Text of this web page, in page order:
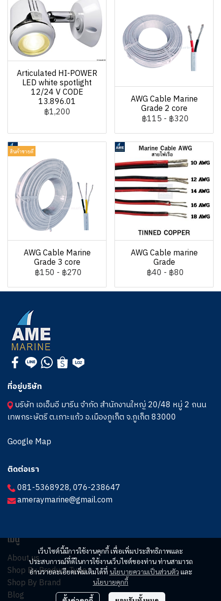
Articulated HI-POWER
LED white spotlight
12/24 V CODE
13.896.01
฿1,200
AWG Cable Marine
Grade 2 core
฿115 - ฿320
สินค้าขายดี
AWG Cable Marine
Grade 3 core
฿150 - ฿270
AWG Cable marine
Grade
฿40 - ฿80
เว็บไซต์นี้มีการใช้งานคุกกี้ เพื่อเพิ่มประสิทธิภาพและ
ประสบการณ์ที่ดีในการใช้งานเว็บไซต์ของท่าน ท่านสามารถ
อ่านรายละเอียดเพิ่มเติมได้ที่ นโยบายความเป็นส่วนตัว และ
นโยบายคุกกี้
ที่อยู่บริษัท
บริษัท เอเอ็มอี มารีน จำกัด สำนักงานใหญ่ 20/48 หมู่ 2 ถนน
เทพกระษัตรี ต.เกาะแก้ว อ.เมืองภูเก็ต จ.ภูเก็ต 83000
Google Map
ติดต่อเรา
081-5368928,076-238647
ameraymarine@gmail.com
เมนู
About us
Shop By Product Type
Shop By Brand
Blog